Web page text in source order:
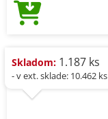
Skladom: 1.187 ks
- v ext. sklade: 10.462 ks